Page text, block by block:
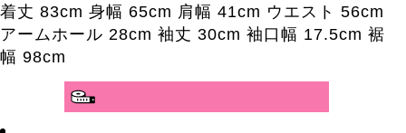
着丈 83cm 身幅 65cm 肩幅 41cm ウエスト 56cm
アームホール 28cm 袖丈 30cm 袖口幅 17.5cm 裾
幅 98cm
分かりやすいサイズガイド>>